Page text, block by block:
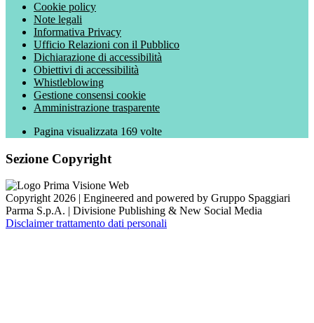
Cookie policy
Note legali
Informativa Privacy
Ufficio Relazioni con il Pubblico
Dichiarazione di accessibilità
Obiettivi di accessibilità
Whistleblowing
Gestione consensi cookie
Amministrazione trasparente
Pagina visualizzata 169 volte
Sezione Copyright
Copyright 2026 | Engineered and powered by Gruppo Spaggiari
Parma S.p.A. | Divisione Publishing & New Social Media
Disclaimer trattamento dati personali